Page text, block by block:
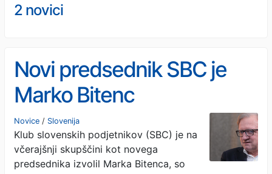
2 novici
Novi predsednik SBC je
Marko Bitenc
Novice / Slovenija
Klub slovenskih podjetnikov (SBC) je na
včerajšnji skupščini kot novega
predsednika izvolil Marka Bitenca, so